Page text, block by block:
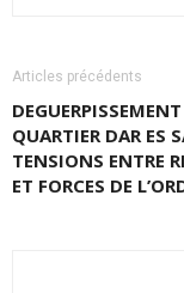
Articles précédents
DEGUERPISSEMENT
QUARTIER DAR ES
TENSIONS ENTRE
ET FORCES DE